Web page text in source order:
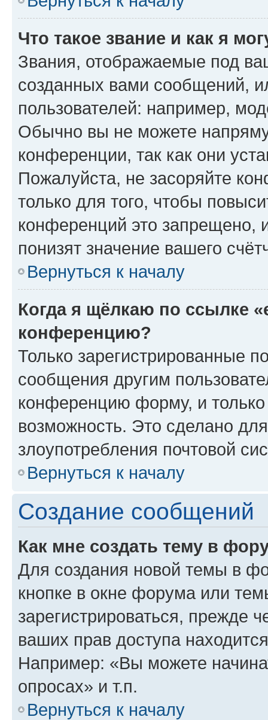
Что такое звание и как я
Звания, отображаемые под
созданных вами сообщений,
пользователей: например,
Обычно вы не можете
конференции, так как они
Пожалуйста, не засоряйте
только для того, чтобы
конференций это запрещено,
понизят значение вашего
Вернуться к началу
Когда я щёлкаю по ссылке
конференцию?
Только зарегистрированные
сообщения другим
конференцию форму, и
возможность. Это сделано
злоупотребления почтовой
Вернуться к началу
Создание сообщений
Как мне создать тему в
Для создания новой темы в
кнопке в окне форума или
зарегистрироваться, прежде
ваших прав доступа
Например: «Вы можете
опросах» и т.п.
Вернуться к началу